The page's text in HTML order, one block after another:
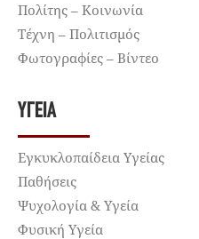
Πολίτης – Κοινωνία
Τέχνη – Πολιτισμός
Φωτογραφίες – Βίντεο
ΥΓΕΊΑ
Εγκυκλοπαίδεια Υγείας
Παθήσεις
Ψυχολογία & Υγεία
Φυσική Υγεία